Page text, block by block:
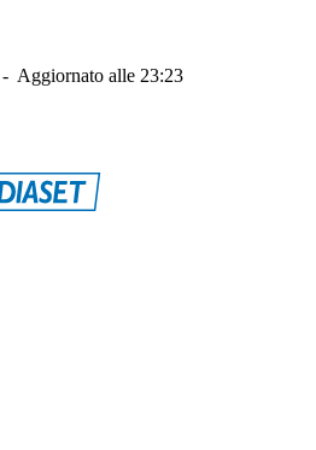
- Aggiornato alle 23:23